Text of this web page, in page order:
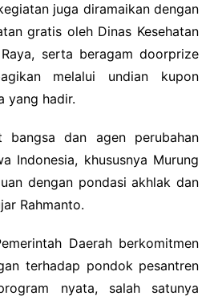
juga diramaikan dengan
gratis oleh Dinas Kesehatan
serta beragam doorprize
melalui undian kupon
yang hadir.
bangsa dan agen perubahan
Indonesia, khususnya Murung
dengan pondasi akhlak dan
Rahmanto.
Daerah berkomitmen
terhadap pondok pesantren
nyata, salah satunya